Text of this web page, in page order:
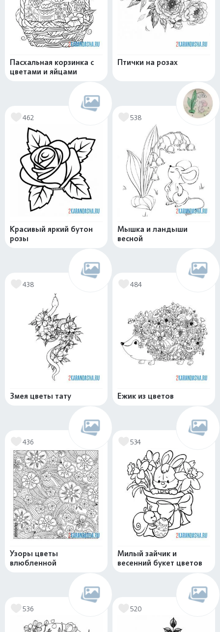
Пасхальная корзинка с
цветами и яйцами
Птички на розах
462
Красивый яркий бутон
розы
538
Мышка и ландыши
весной
438
Змея цветы тату
484
Ежик из цветов
436
Узоры цветы
влюбленной
534
Милый зайчик и
весенний букет цветов
536 520